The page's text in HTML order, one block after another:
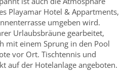
Playamar Hotel & Appartments,
umgeben wird.
Urlaubsbräune gearbeitet,
mit einem Sprung in den Pool
vor Ort. Tischtennis und
auf der Hotelanlage angeboten.